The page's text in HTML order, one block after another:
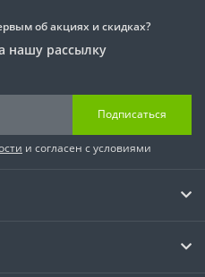
об акциях и скидках?
нашу рассылку
Подписаться
и согласен с условиями